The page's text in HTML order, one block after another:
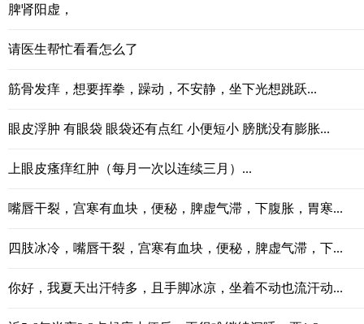
脾肾阳虚，
请医生帮忙看看怎么了
筋骨发痒，想要挥拳，躁动，不安静，坐下光想跳跃...
眼皮浮肿 有眼袋 眼袋还有点红 小便短小 膀胱没有膨胀...
上眼皮瘙痒红肿（每月一次以连续三月）...
嘴唇干裂，宫寒有血块，便秘，脾虚气滞，下腹胀，胃寒...
四肢冰冷，嘴唇干裂，宫寒有血块，便秘，脾虚气滞，下...
你好，我夏天出汗特多，且手脚冰凉，坐着不动也流汗动...